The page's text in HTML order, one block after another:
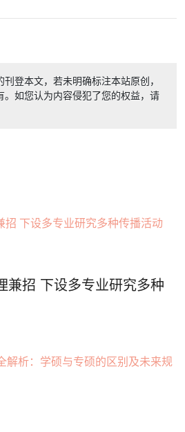
登本文，若未明确标注本站原创，
。如您认为内容侵犯了您的权益，请
兼招 下设多专业研究多种